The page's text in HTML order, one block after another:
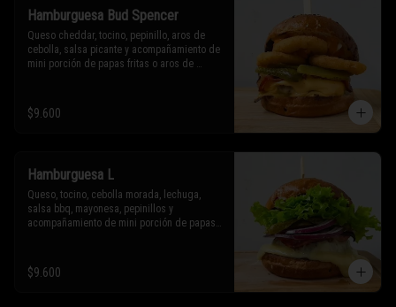
Hamburguesa Bud Spencer
Queso cheddar, tocino, pepinillo, aros de
cebolla, salsa picante y acompañamiento de
mini porción de papas fritas o aros de
* Los ingredientes no son intercambiables.
Sólo puedes solicitar eliminar un
$9.600
Hamburguesa L
Queso, tocino, cebolla morada, lechuga,
salsa bbq, mayonesa, pepinillos y
acompañamiento de mini porción de papas
* Los ingredientes no son intercambiables.
Sólo puedes solicitar eliminar un
$9.600